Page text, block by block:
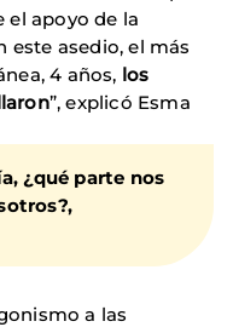
apoyo de la
este asedio, el más
4 años, los
”, explicó Esma
¿qué parte nos
a las